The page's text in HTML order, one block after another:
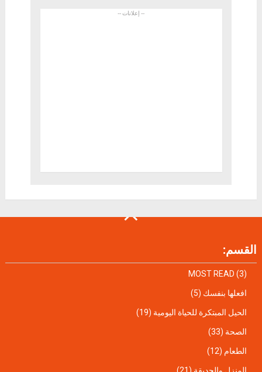
القسم:
MOST READ (3)
افعلها بنفسك (5)
الحيل المبتكرة للحياة اليومية (19)
الصحة (33)
الطعام (12)